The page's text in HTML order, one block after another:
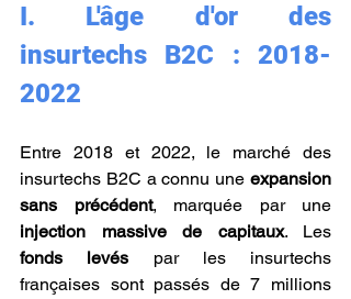
I.
L'âge d'or des
insurtechs B2C : 2018-
2022
Entre 2018 et 2022, le marché des
insurtechs B2C a connu une expansion
sans précédent
injection massive de capitaux
fonds levés par les insurtechs
françaises sont passés de 7 millions